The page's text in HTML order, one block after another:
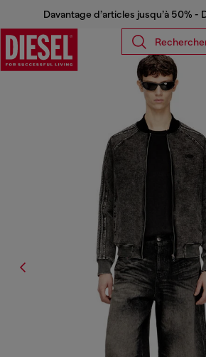
Davantage d’articles jusqu’à 50% -